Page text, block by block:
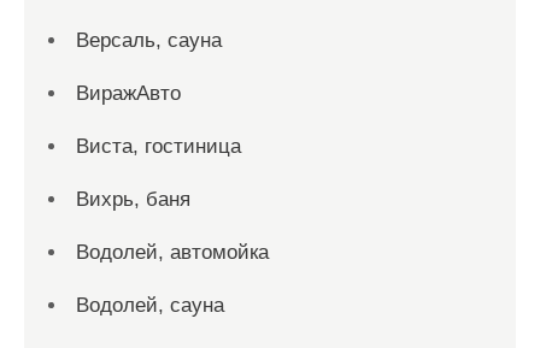
Версаль, сауна
ВиражАвто
Виста, гостиница
Вихрь, баня
Водолей, автомойка
Водолей, сауна